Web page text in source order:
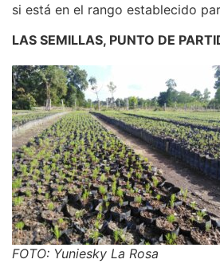
si está en el rango establecido
LAS SEMILLAS, PUNTO DE
FOTO: Yuniesky La Rosa